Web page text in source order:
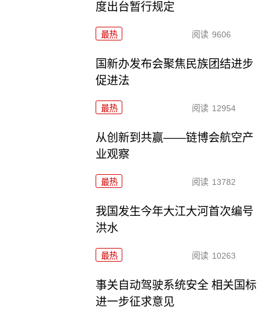
度出台暂行规定
最热 阅读 9606
国新办发布会聚焦民族团结进步
促进法
最热 阅读 12954
从创新到共赢——链博会航空产
业观察
最热 阅读 13782
我国发生今年大江大河首次编号
洪水
最热 阅读 10263
事关自动驾驶系统安全 相关国标
进一步征求意见